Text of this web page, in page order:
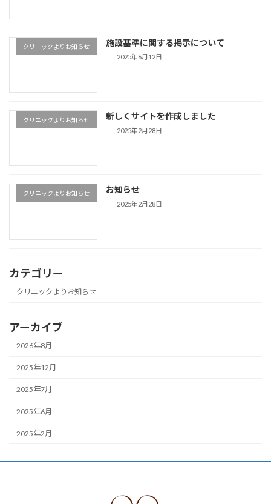
クリニックよりお知らせ 施設基準に関する掲示について
2025年6月12日
クリニックよりお知らせ 新しくサイトを作成しました
2025年2月28日
クリニックよりお知らせ お知らせ
2025年2月28日
カテゴリー
クリニックよりお知らせ
アーカイブ
2026年8月
2025年12月
2025年7月
2025年6月
2025年2月